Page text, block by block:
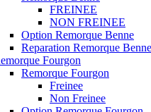
FREINEE
NON FREINEE
Option Remorque Benne
Reparation Remorque Benne
Fourgon
Remorque Fourgon
Freinee
Non Freinee